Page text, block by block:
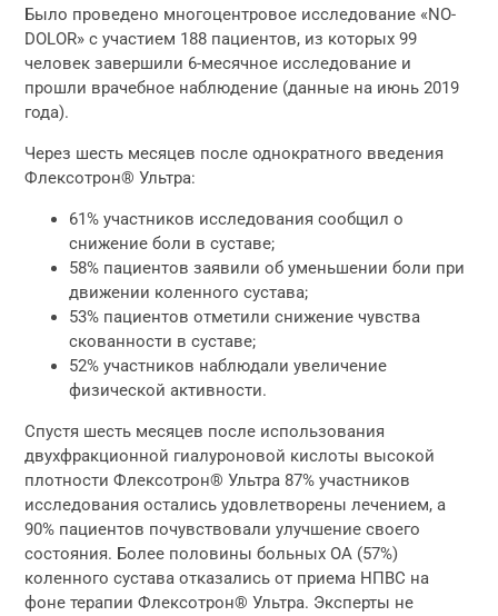
Было проведено многоцентровое исследование «NO-
DOLOR» с участием 188 пациентов, из которых 99
человек завершили 6-месячное исследование и
прошли врачебное наблюдение (данные на июнь 2019
года).
Через шесть месяцев после однократного введения
Флексотрон® Ультра:
61% участников исследования сообщил о
снижение боли в суставе;
58% пациентов заявили об уменьшении боли при
движении коленного сустава;
53% пациентов отметили снижение чувства
скованности в суставе;
52% участников наблюдали увеличение
физической активности.
Спустя шесть месяцев после использования
двухфракционной гиалуроновой кислоты высокой
плотности Флексотрон® Ультра 87% участников
исследования остались удовлетворены лечением, а
90% пациентов почувствовали улучшение своего
состояния. Более половины больных ОА (57%)
коленного сустава отказались от приема НПВС на
фоне терапии Флексотрон® Ультра. Эксперты не